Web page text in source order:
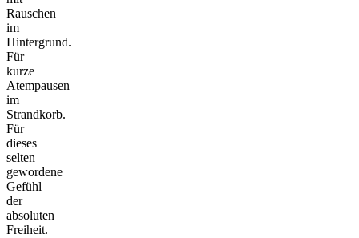
Rauschen
im
Hintergrund.
Für
kurze
Atempausen
im
Strandkorb.
Für
dieses
selten
gewordene
Gefühl
der
absoluten
Freiheit.